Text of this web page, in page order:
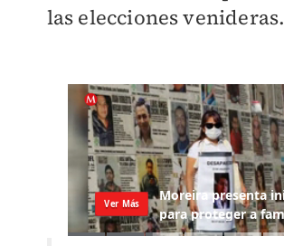
las elecciones venideras.